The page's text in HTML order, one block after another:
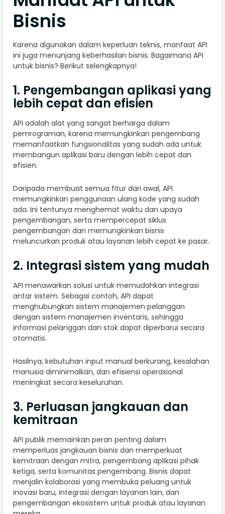
Bisnis
Karena digunakan dalam keperluan teknis, manfaat API
ini juga menunjang keberhasilan bisnis. Bagaimana API
untuk bisnis? Berikut selengkapnya!
1. Pengembangan aplikasi yang
lebih cepat dan efisien
API adalah alat yang sangat berharga dalam
pemrograman, karena memungkinkan pengembang
memanfaatkan fungsionalitas yang sudah ada untuk
membangun aplikasi baru dengan lebih cepat dan
efisien.
Daripada membuat semua fitur dari awal, API
memungkinkan penggunaan ulang kode yang sudah
ada. Ini tentunya menghemat waktu dan upaya
pengembangan, serta mempercepat siklus
pengembangan dan memungkinkan bisnis
meluncurkan produk atau layanan lebih cepat ke pasar.
2. Integrasi sistem yang mudah
API menawarkan solusi untuk memudahkan integrasi
antar sistem. Sebagai contoh, API dapat
menghubungkan sistem manajemen pelanggan
dengan sistem manajemen inventaris, sehingga
informasi pelanggan dan stok dapat diperbarui secara
otomatis.
Hasilnya, kebutuhan input manual berkurang, kesalahan
manusia diminimalkan, dan efisiensi operasional
meningkat secara keseluruhan.
3. Perluasan jangkauan dan
kemitraan
API publik memainkan peran penting dalam
memperluas jangkauan bisnis dan memperkuat
kemitraan dengan mitra, pengembang aplikasi pihak
ketiga, serta komunitas pengembang. Bisnis dapat
menjalin kolaborasi yang membuka peluang untuk
inovasi baru, integrasi dengan layanan lain, dan
pengembangan ekosistem untuk produk atau layanan